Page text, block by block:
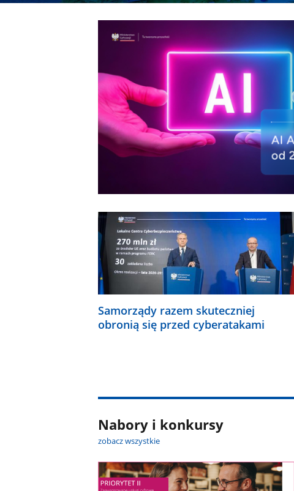
Samorządy razem skuteczniej
obronią się przed cyberatakami
Nabory i konkursy
zobacz wszystkie